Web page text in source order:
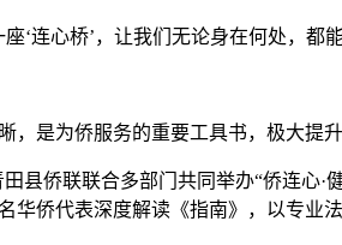
连心桥’，让我们无论身在何处，都
是为侨服务的重要工具书，极大提
侨联联合多部门共同举办“侨连心·
侨代表深度解读《指南》，以专业